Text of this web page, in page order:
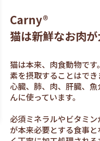
Carny®
猫は新鮮なお肉が
猫は本来、肉食動物で
素を摂取することはでき
心臓、肺、肉、肝臓、
んに使っています。
必須ミネラルやビタミ
が本来必要とする食事